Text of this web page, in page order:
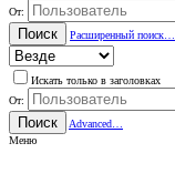
От:
Поиск Расширенный поиск…
Искать только в заголовках
От:
Поиск
Advanced…
Меню